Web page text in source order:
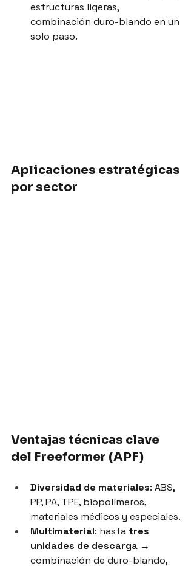
estructuras ligeras,
combinación duro-blando en un
solo paso.
Aplicaciones estratégicas
por sector
Ventajas técnicas clave
del Freeformer (APF)
Diversidad de materiales: ABS,
PP, PA, TPE, biopolímeros,
materiales médicos y especiales.
Multimaterial: hasta tres
unidades de descarga →
combinación de duro-blando,